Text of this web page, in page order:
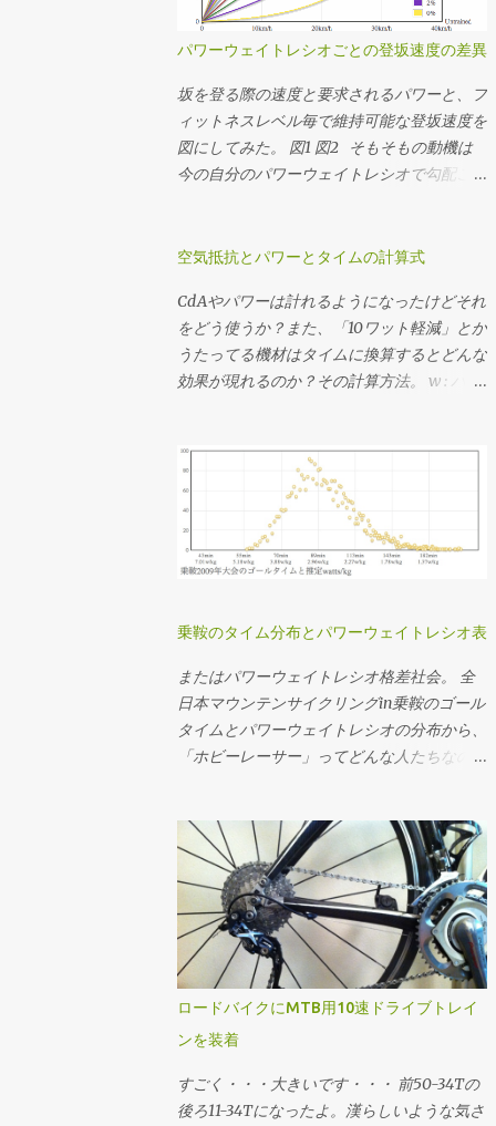
は丁度良い装備だったなという感想。結局
34x25Tは使ってなくて、最後の緩斜面は
37km/hぐらいまで速度が伸びたけど50x15T
を90rpm弱で回してちょうどギリギリだっ
たことになる。あー34x15T(2.266)が100秒ち
ょいあるけど、うちのインナートップは激し
くチェーンリングに当たってうっとおしいの
ーまたは想定タイムを仮決めする 脳内サイ
移を調べる シミュレーションした速度の分
布を元に使用するギア比を決定する ってか
んじで決めてます。勾配のデータがない場合
はルートラボやGarmin Connectその他諸々
す。脳内サイクリングは裏でJSON形式のデ
ータを返すAPIを使ってるので、それを直指
定してヒストグラム書いてる。 3番目の速度
の分布から、 最小値(いちばん遅くなる急勾
配の速度) 最大値(いちばん速くなる緩斜面
多くなる速度) を見たうえで、普段山を登る
速度に当てはめたうえで、手持ちのスプロケ
ットで合致するものを選定する流れです。
速度分布の最小値と最大値に収まって、でき
るだけクロスレシオになるように...ってかん
と鳥海山の1stステージ個人TTみたく絶対チ
ェーン落ちさせたくない場合はフロント50T
のままで収まるようなギアを選んだり。 ギ
ア比とケイデンスから速度を求める場...
パワーウェイトレシオごとの登坂速度の差異
坂を登る際の速度と要求されるパワーと、フ
ィットネスレベル毎で維持可能な登坂速度を
図にしてみた。 図1 図2 そもそもの動機は
今の自分のパワーウェイトレシオで勾配ごと
ので先行してポスト。 ここでいう「フィッ
シオ」から分類したもので、レベル分けの元
ネタはAndrew Cogganの Power Profiling
Spreadsheet v 4.0 。 それぞれライダーが
52kg、バイクが8kg、ウェアやシューズなど
示していますが、グラフ自体はJavaScriptで
書いていてインタラクティブに値を見ること
ができますし、必要に応じて下記のソースコ
ードを弄ってみることもできますです。 各
勾配での速度と動力/体重比 各フィットネス
シオはライダーの体重から、速度やパワーは
の体重がもっと大きいと機材重量の影響が小
さくなり、ライダーのパワーウェイトレシオ
が同じでも少し速く走れるようになります。
逆に言うと機材の軽量化はライダーの体重が
空気抵抗とパワーとタイムの計算式
CdAやパワーは計れるようになったけどそれ
をどう使うか？また、「10ワット軽減」とか
うたってる機材はタイムに換算するとどんな
効果が現れるのか？その計算方法。 w : パワ
係数 m : 質量[kg] g : 重力加速度[m/s^2] 1.
CdAと速度からパワーを求める式 w = 0.5・
CdA・p・v^3 + Crr・m・g・v 2. 速度とパ
ワーからCdAを求める式(1を変形) CdA = (w
- Crr・m・g・v) / (0.5・p・v^3) 3. CdAとパ
の解の公式でゴニョる) a = 0.5 ・p ・CdA c
= m ・g ・Crr d = w ・-1 v = 1 / (6・a)・
((4・(-27・a^2・d + 3・a・√(3・(27・a^2・
d^2 + 4・a・c^3))))^(1/3) + |(4・(-27・a^2・
d - 3・a・√(3・(27・a^2・d^2 + 4・a・
c^3))))|^(1/3) ・-1) それぞれこの3つの式で計
m=65kg、g=9.81m/s^2の状況において、
CdA=0.215で速度11.11m/s(40km/h)で走る必
要なパワーは1の式で w = 0.5・0.215・
1.226・11.11^3 + 0.004・65・9.81・11.11 w =
209.07 同様に速度11.11m/s(40km/h)で
209.07Wで走行時のCdAは2の式で CdA =
(209.07 - 0.004・65・9.81・11.11)/(0.5・
1.226・11.11^3) CdA = 0.2149 CdA=0.215で
209.07Wで走った終端速度は3の式で (省略)
v = 11.1099 という感じに求められる。 同様
の速度で"10ワットセーブする"というフレー
乗鞍のタイム分布とパワーウェイトレシオ表
またはパワーウェイトレシオ格差社会。 全
日本マウンテンサイクリングin乗鞍のゴール
タイムとパワーウェイトレシオの分布から、
「ホビーレーサー」ってどんな人たちなのか
タイムの分布。横軸がタイムで縦軸が度数
(人数)ですが、横軸についてはlog(x[sec])で
対数変換 してるのでスケールに注意。 乗鞍
2009年大会ゴールタイムの分布 最頻値は
8.58316757(89分)で、標準偏差は
0.23828524。グラフの横軸では最頻値89分
を中心に標準偏差±1〜3でタイムと、タイム
から推定したパワーウェイトレシオをマーキ
ングしてます。パワーウェイトレシオについ
ては 体重: 61[kg] バイク: 7.5[kg] 装備: 2[kg]
総重量: 70.5[kg] 転がり抵抗係数: 0.0045 空
ロードバイクにMTB用10速ドライブトレイ
ンを装着
すごく・・・大きいです・・・ 前50-34Tの
後ろ11-34Tになったよ。漢らしいような気さ